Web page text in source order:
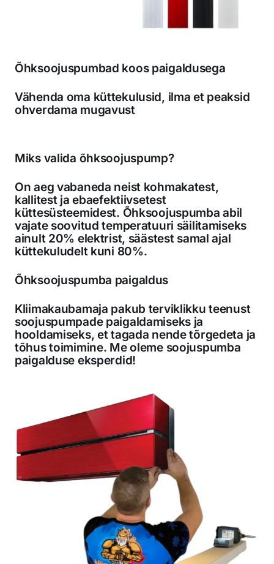
Õhksoojuspumbad koos paigaldusega
Vähenda oma küttekulusid, ilma et peaksid
ohverdama mugavust
Miks valida õhksoojuspump?
On aeg vabaneda neist kohmakatest,
kallitest ja ebaefektiivsetest
küttesüsteemidest. Õhksoojuspumba abil
vajate soovitud temperatuuri säilitamiseks
ainult 20% elektrist, säästest samal ajal
küttekuludelt kuni 80%.
Õhksoojuspumba paigaldus
Kliimakaubamaja pakub terviklikku teenust
soojuspumpade paigaldamiseks ja
hooldamiseks, et tagada nende tõrgedeta ja
tõhus toimimine. Me oleme soojuspumba
paigalduse eksperdid!